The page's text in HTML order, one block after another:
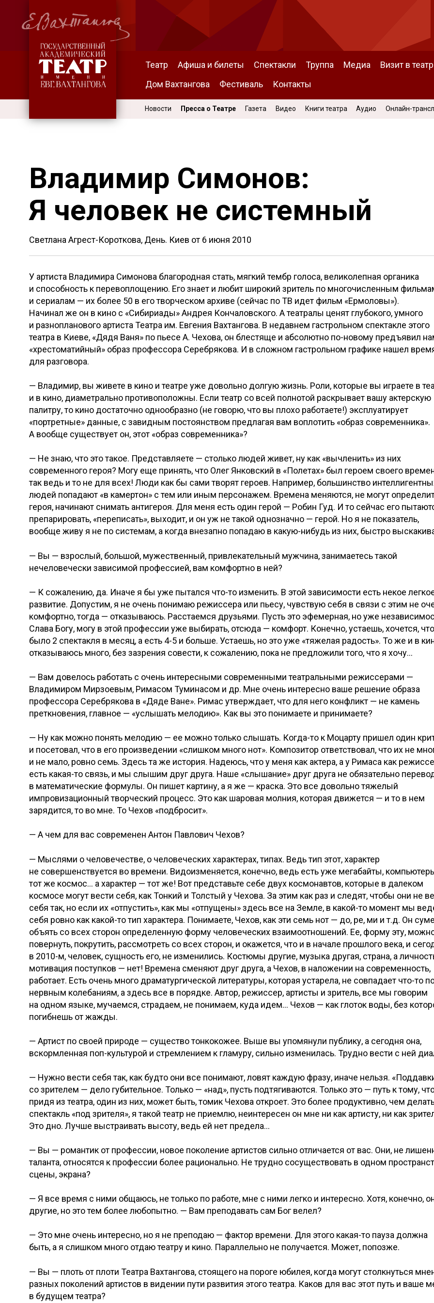
Театр Афиша и билеты Спектакли Труппа Медиа Визит в театр
Дом Вахтангова
Фестиваль Контакты
Новости Пресса о Театре Газета Видео Книги театра Аудио Онлайн-
Владимир Симонов:
Я человек не системный
Светлана Агрест-Короткова, День. Киев от 6 июня 2010
У артиста Владимира Симонова благородная стать, мягкий тембр голоса, великолепная органика
и способность к перевоплощению. Его знает и любит широкий зритель по многочисленным
и сериалам — их более 50 в его творческом архиве (сейчас по ТВ идет фильм «Ермоловы»).
Начинал же он в кино с «Сибириады» Андрея Кончаловского. А театралы ценят глубокого, умного
и разнопланового артиста Театра им. Евгения Вахтангова. В недавнем гастрольном спектакле этого
театра в Киеве, «Дядя Ваня» по пьесе А. Чехова, он блестяще и абсолютно по-новому предъявил
«хрестоматийный» образ профессора Серебрякова. И в сложном гастрольном графике нашел
для разговора.
— Владимир, вы живете в кино и театре уже довольно долгую жизнь. Роли, которые вы играете в
и в кино, диаметрально противоположны. Если театр со всей полнотой раскрывает вашу актерскую
палитру, то кино достаточно однообразно (не говорю, что вы плохо работаете!) эксплуатирует
«портретные» данные, с завидным постоянством предлагая вам воплотить «образ современника».
А вообще существует он, этот «образ современника»?
— Не знаю, что это такое. Представляете — столько людей живет, ну как «вычленить» из них
современного героя? Могу еще принять, что Олег Янковский в «Полетах» был героем своего
так ведь и то не для всех! Люди как бы сами творят героев. Например, большинство
людей попадают «в камертон» с тем или иным персонажем. Времена меняются, не могут
героя, начинают снимать антигероя. Для меня есть один герой — Робин Гуд. И то сейчас его
препарировать, «переписать», выходит, и он уж не такой однозначно — герой. Но я не показатель,
вообще живу я не по системам, а когда внезапно попадаю в какую-нибудь из них, быстро
— Вы — взрослый, большой, мужественный, привлекательный мужчина, занимаетесь такой
нечеловечески зависимой профессией, вам комфортно в ней?
— К сожалению, да. Иначе я бы уже пытался что-то изменить. В этой зависимости есть некое
развитие. Допустим, я не очень понимаю режиссера или пьесу, чувствую себя в связи с этим не
комфортно, тогда — отказываюсь. Расстаемся друзьями. Пусть это эфемерная, но уже
Слава Богу, могу в этой профессии уже выбирать, отсюда — комфорт. Конечно, устаешь, хочется,
было 2 спектакля в месяц, а есть 4-5 и больше. Устаешь, но это уже «тяжелая радость». То же и в
отказываюсь много, без зазрения совести, к сожалению, пока не предложили того, что я хочу…
— Вам довелось работать с очень интересными современными театральными режиссерами —
Владимиром Мирзоевым, Римасом Туминасом и др. Мне очень интересно ваше решение образа
профессора Серебрякова в «Дяде Ване». Римас утверждает, что для него конфликт — не камень
преткновения, главное — «услышать мелодию». Как вы это понимаете и принимаете?
— Ну как можно понять мелодию — ее можно только слышать. Когда-то к Моцарту пришел один
и посетовал, что в его произведении «слишком много нот». Композитор ответствовал, что их не
и не мало, ровно семь. Здесь та же история. Надеюсь, что у меня как актера, а у Римаса как
есть какая-то связь, и мы слышим друг друга. Наше «слышание» друг друга не обязательно
в математические формулы. Он пишет картину, а я же — краска. Это все довольно тяжелый
импровизационный творческий процесс. Это как шаровая молния, которая движется — и то в нем
зарядится, то во мне. То Чехов «подбросит».
— А чем для вас современен Антон Павлович Чехов?
— Мыслями о человечестве, о человеческих характерах, типах. Ведь тип этот, характер
не совершенствуется во времени. Видоизменяется, конечно, ведь есть уже мегабайты,
тот же космос… а характер — тот же! Вот представьте себе двух космонавтов, которые в далеком
космосе могут вести себя, как Тонкий и Толстый у Чехова. За этим как раз и следят, чтобы они не
себя так, но если их «отпустить», как мы «отпущены» здесь все на Земле, в какой-то момент мы
себя ровно как какой-то тип характера. Понимаете, Чехов, как эти семь нот — до, ре, ми и т.д. Он
объять со всех сторон определенную форму человеческих взаимоотношений. Ее, форму эту,
повернуть, покрутить, рассмотреть со всех сторон, и окажется, что и в начале прошлого века, и
в 2010-м, человек, сущность его, не изменились. Костюмы другие, музыка другая, страна, а
мотивация поступков — нет! Времена сменяют друг друга, а Чехов, в наложении на современность,
работает. Есть очень много драматургической литературы, которая устарела, не совпадает что-то
нервным колебаниям, а здесь все в порядке. Автор, режиссер, артисты и зритель, все мы говорим
на одном языке, мучаемся, страдаем, не понимаем, куда идем… Чехов — как глоток воды, без
погибнешь от жажды.
— Артист по своей природе — существо тонкокожее. Выше вы упомянули публику, а сегодня она,
вскормленная поп-культурой и стремлением к гламуру, сильно изменилась. Трудно вести с ней
— Нужно вести себя так, как будто они все понимают, ловят каждую фразу, иначе нельзя.
со зрителем — дело губительное. Только — «над», пусть подтягиваются. Только это — путь к тому,
придя из театра, один из них, может быть, томик Чехова откроет. Это более продуктивно, чем
спектакль «под зрителя», я такой театр не приемлю, неинтересен он мне ни как артисту, ни как
Это дно. Лучше выстраивать высоту, ведь ей нет предела…
— Вы — романтик от профессии, новое поколение артистов сильно отличается от вас. Они, не
таланта, относятся к профессии более рационально. Не трудно сосуществовать в одном
сцены, экрана?
— Я все время с ними общаюсь, не только по работе, мне с ними легко и интересно. Хотя, конечно,
другие, но это тем более любопытно. — Вам преподавать сам Бог велел?
— Это мне очень интересно, но я не преподаю — фактор времени. Для этого какая-то пауза должна
быть, а я слишком много отдаю театру и кино. Параллельно не получается. Может, попозже.
— Вы — плоть от плоти Театра Вахтангова, стоящего на пороге юбилея, когда могут столкнуться
разных поколений артистов в видении пути развития этого театра. Каков для вас этот путь и ваше
в будущем театра?